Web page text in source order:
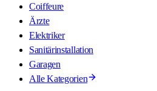
Coiffeure
Ärzte
Elektriker
Sanitärinstallation
Garagen
Alle Kategorien